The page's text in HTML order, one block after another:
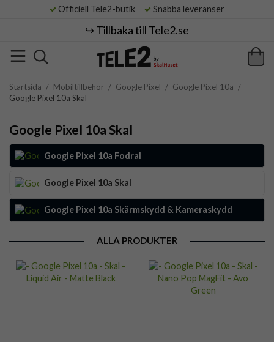
Officiell Tele2-butik Snabba leveranser
↪️ Tillbaka till Tele2.se
Startsida / Mobiltillbehör / Google Pixel / Google Pixel 10a /
Google Pixel 10a Skal
Google Pixel 10a Skal
Google Pixel 10a Fodral
Google Pixel 10a Skal
Google Pixel 10a Skärmskydd & Kameraskydd
ALLA PRODUKTER